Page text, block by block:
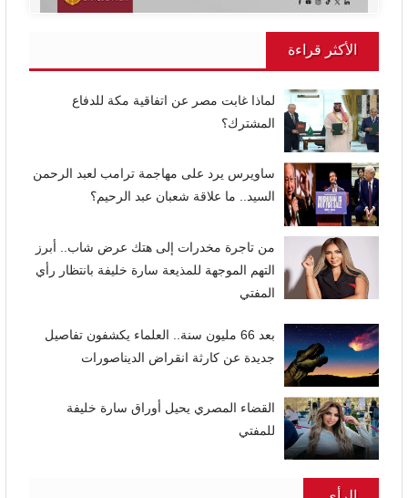
الأكثر قراءة
لماذا غابت مصر عن اتفاقية مكة للدفاع
المشترك؟
ساويرس يرد على مهاجمة ترامب لعبد الرحمن
السيد.. ما علاقة شعبان عبد الرحيم؟
من تاجرة مخدرات إلى هتك عرض شاب.. أبرز
التهم الموجهة للمذيعة سارة خليفة بانتظار رأي
المفتي
بعد 66 مليون سنة.. العلماء يكشفون تفاصيل
جديدة عن كارثة انقراض الديناصورات
القضاء المصري يحيل أوراق سارة خليفة
للمفتي